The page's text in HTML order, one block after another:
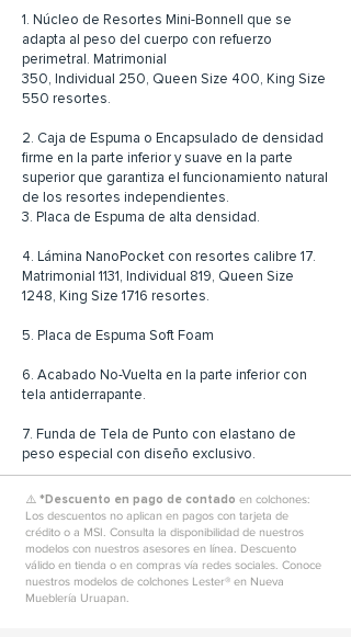
1. Núcleo de Resortes Mini-Bonnell que se
adapta al peso del cuerpo con refuerzo
perimetral. Matrimonial
350, Individual 250, Queen Size 400, King Size
550 resortes.
2. Caja de Espuma o Encapsulado de densidad
firme en la parte inferior y suave en la parte
superior que garantiza el funcionamiento natural
de los resortes independientes.
3. Placa de Espuma de alta densidad.
4. Lámina NanoPocket con resortes calibre 17.
Matrimonial 1131, Individual 819, Queen Size
1248, King Size 1716 resortes.
5. Placa de Espuma Soft Foam
6. Acabado No-Vuelta en la parte inferior con
tela antiderrapante.
7. Funda de Tela de Punto con elastano de
peso especial con diseño exclusivo.
⚠️ *Descuento en pago de contado en colchones:
Los descuentos no aplican en pagos con tarjeta de
crédito o a MSI. Consulta la disponibilidad de nuestros
modelos con nuestros asesores en línea. Descuento
válido en tienda o en compras vía redes sociales. Conoce
nuestros modelos de colchones Lester® en Nueva
Mueblería Uruapan.